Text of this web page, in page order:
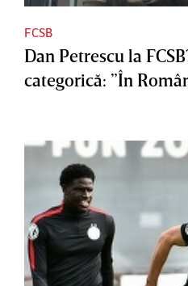
FCSB
Dan Petrescu la
categorică: ”În